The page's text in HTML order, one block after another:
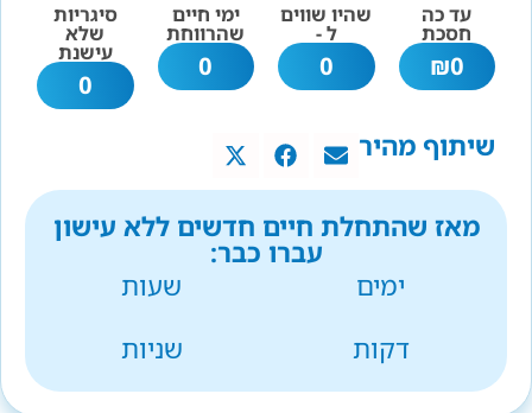
עד כה
חסכת
0
₪
שהיו שווים
ל -
0
ימי חיים
שהרווחת
0
סיגריות
שלא
עישנת
0
שיתוף מהיר
מאז שהתחלת חיים חדשים ללא עישון
עברו כבר:
ימים
שעות
דקות
שניות